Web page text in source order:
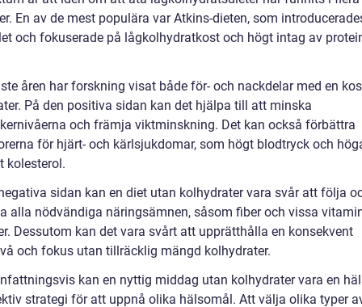
En av de mest populära var Atkins-dieten, som
och fokuserade på lågkolhydratkost och högt intag av
åren har forskning visat både för- och nackdelar med en
På den positiva sidan kan det hjälpa till att minska
och främja viktminskning. Det kan också förbättra
för hjärt- och kärlsjukdomar, som högt blodtryck och
kolesterol.
sidan kan en diet utan kolhydrater vara svår att följa
alla nödvändiga näringsämnen, såsom fiber och vissa
Dessutom kan det vara svårt att upprätthålla en konsekvent
och fokus utan tillräcklig mängd kolhydrater.
kan en nyttig middag utan kolhydrater vara en
strategi för att uppnå olika hälsomål. Att välja olika typer